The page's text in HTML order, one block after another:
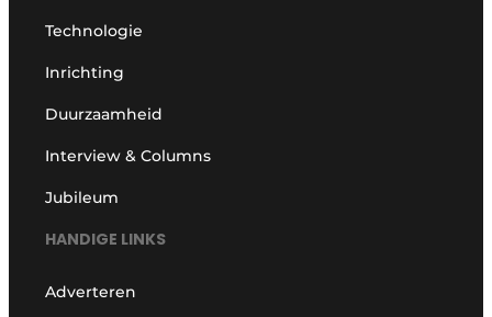
Technologie
Inrichting
Duurzaamheid
Interview & Columns
Jubileum
HANDIGE LINKS
Adverteren